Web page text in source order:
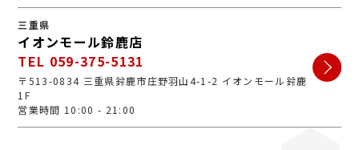
三重県
イオンモール鈴鹿店
TEL 059-375-5131
〒513-0834 三重県鈴鹿市庄野羽山4-1-2 イオンモール鈴鹿
1F
営業時間 10:00 - 21:00